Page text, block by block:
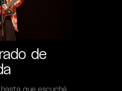
de
que escuché